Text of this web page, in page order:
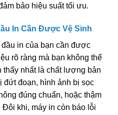
bảo hiệu suất tối ưu.
In Cần Được Vệ Sinh
đầu in của bạn cần được
rõ ràng mà bạn không thể
thấy nhất là chất lượng bản
đứt đoạn, hình ảnh bị sọc
đúng chuẩn, hoặc thậm
Đôi khi, máy in còn báo lỗi